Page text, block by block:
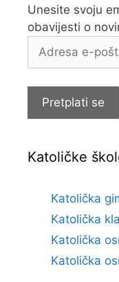
Unesite svoju
obavijesti o
Adresa
Pretplati se
Katoličke
Katolička
Katolička
Katolička
Katolička